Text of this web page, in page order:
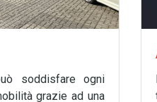
soddisfare ogni
grazie ad una